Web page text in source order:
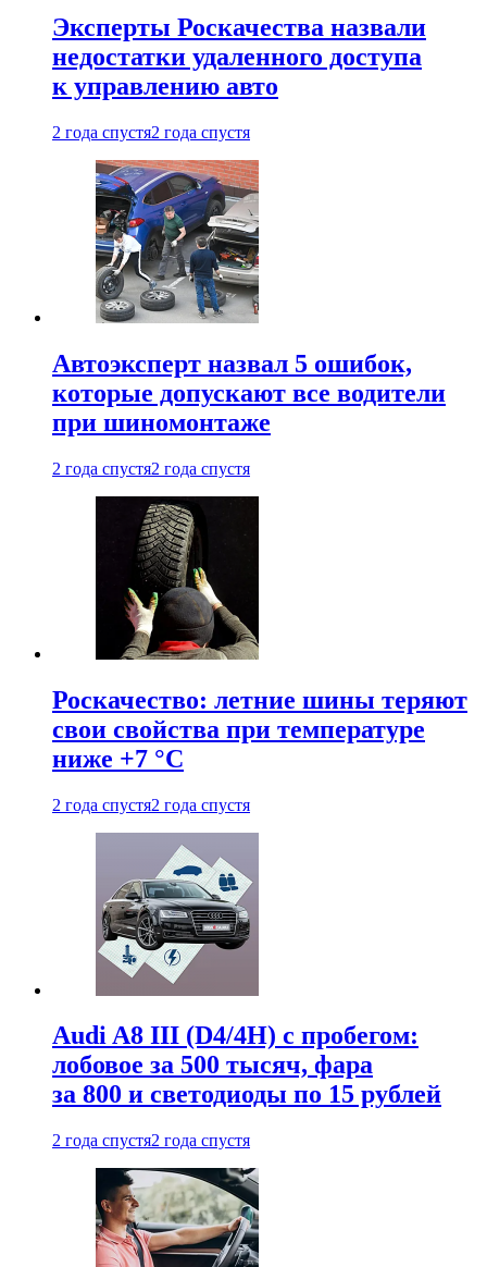
Эксперты Роскачества назвали
недостатки удаленного доступа
к управлению авто
2 года спустя2 года спустя
Автоэксперт назвал 5 ошибок,
которые допускают все водители
при шиномонтаже
2 года спустя2 года спустя
Роскачество: летние шины теряют
свои свойства при температуре
ниже +7 °C
2 года спустя2 года спустя
Audi A8 III (D4/4H) c пробегом:
лобовое за 500 тысяч, фара
за 800 и светодиоды по 15 рублей
2 года спустя2 года спустя